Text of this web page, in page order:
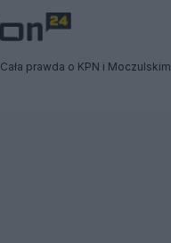
Cała prawda o KPN i Moczulskim